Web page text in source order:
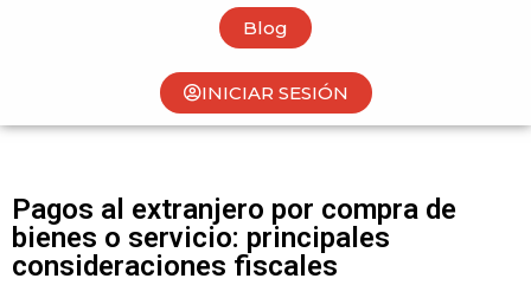
Blog
INICIAR SESIÓN
Pagos al extranjero por compra de
bienes o servicio: principales
consideraciones fiscales